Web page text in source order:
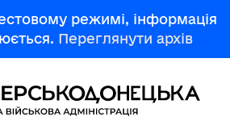
режимі, інформація
Переглянути архів